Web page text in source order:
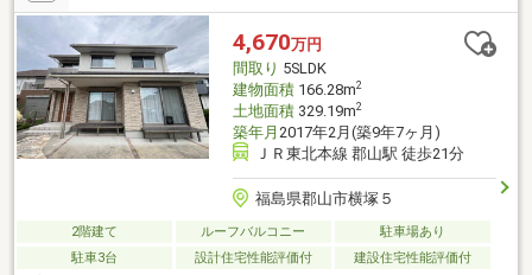
4,670万円
間取り 5SLDK
建物面積166.28m2
土地面積329.19m2
築年月 2017年2月(築9年7ヶ月)
ＪＲ東北本線 郡山駅 徒歩21分
福島県郡山市横塚５
2階建て ルーフバルコニー
駐車場あり
駐車3台
設計住宅性能評価付 建設住宅性能評価付